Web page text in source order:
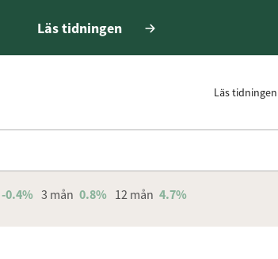
Läs tidningen
Läs tidningen
-0.4% 3 mån 0.8% 12 mån 4.7%